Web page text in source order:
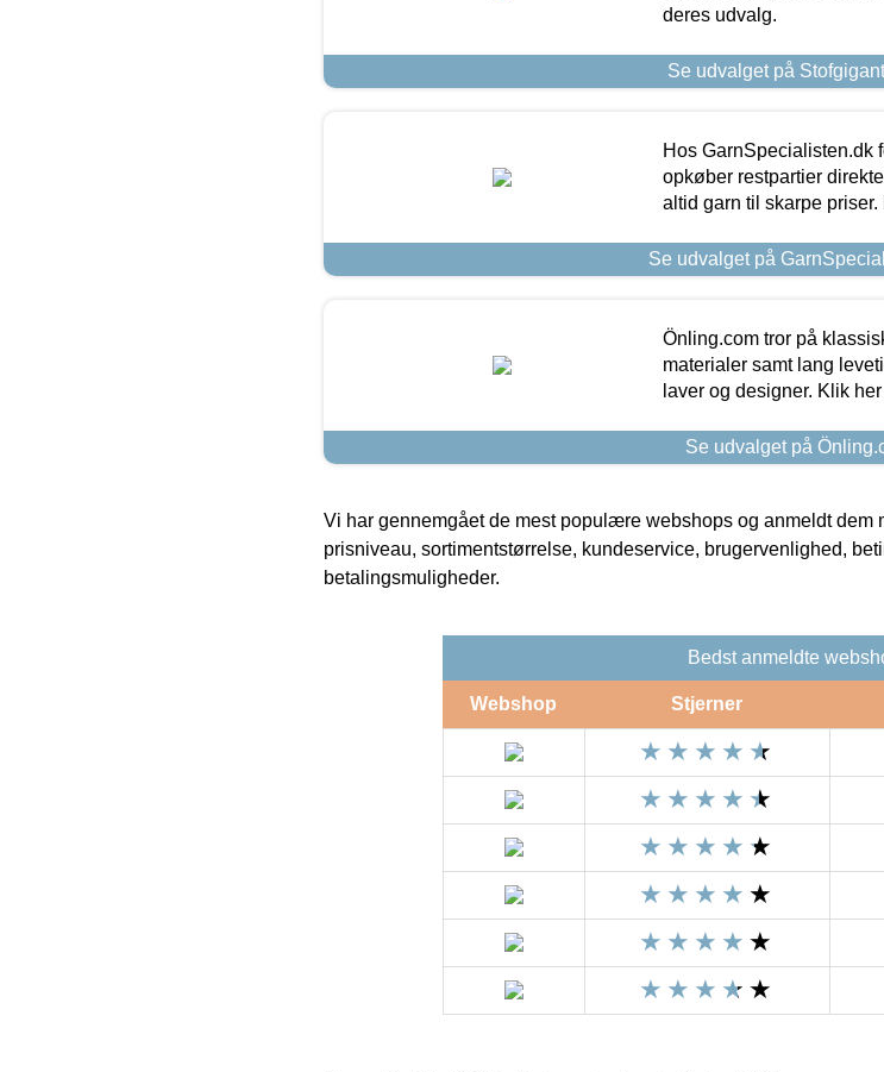
deres udvalg.
Se udvalget på
Hos GarnSpecialisten.dk
opkøber restpartier
altid garn til skarpe
Se udvalget på
Önling.com tror på
materialer samt lang
laver og designer. Klik
Se udvalget på
Vi har gennemgået de mest populære webshops og anmeldt dem
prisniveau, sortimentstørrelse, kundeservice, brugervenlighed,
betalingsmuligheder.
Bedst anmeldte
Webshop Stjerner